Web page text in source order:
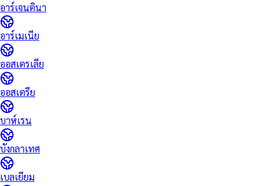
อาร์เจนตินา
อาร์เมเนีย
ออสเตรเลีย
ออสเตรีย
บาห์เรน
บังกลาเทศ
เบลเยียม